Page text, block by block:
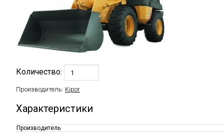
Количество:
Производитель: Kipor
Характеристики
Производитель